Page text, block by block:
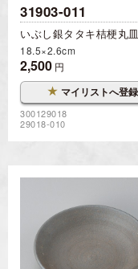
31903-011
いぶし銀タタキ桔梗丸皿
18.5×2.6cm
2,500 円
★ マイリストへ登録
300129018
29018-010